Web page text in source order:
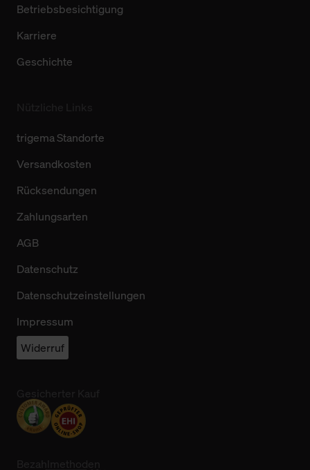
Betriebsbesichtigung
Karriere
Geschichte
trigema Standorte
Versandkosten
Rücksendungen
Zahlungsarten
AGB
Datenschutz
Datenschutzeinstellungen
Impressum
Widerruf